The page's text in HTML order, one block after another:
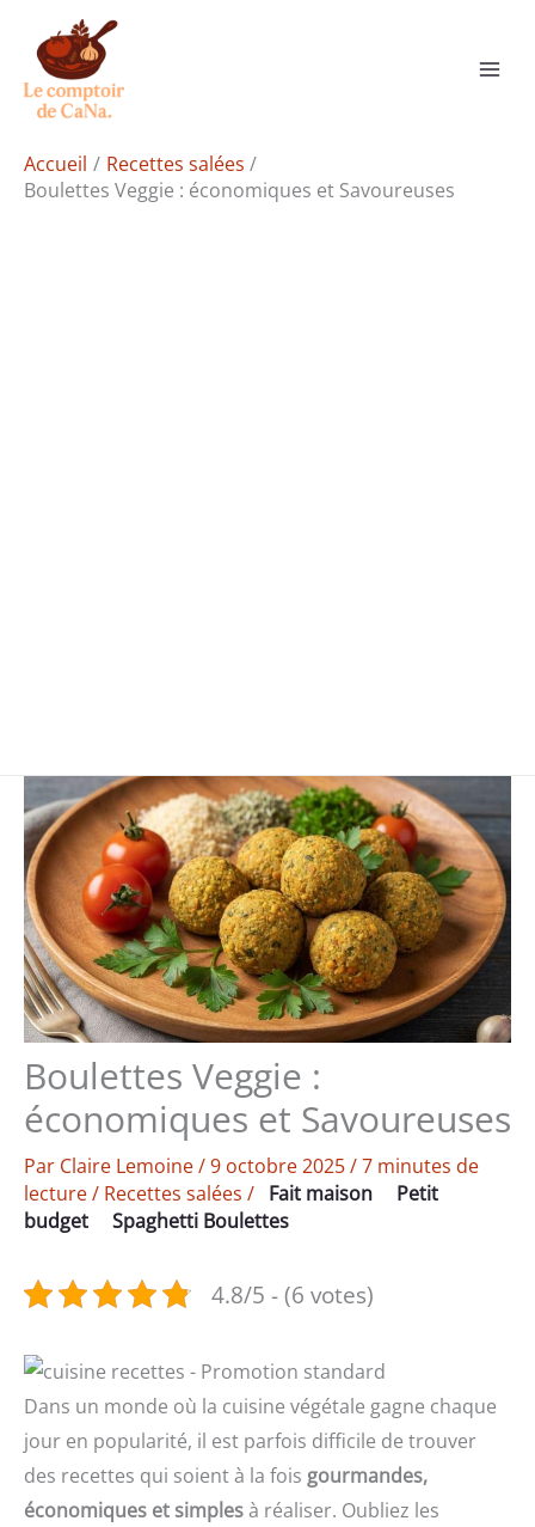
contenu
Accueil
Recettes salées
Boulettes Veggie : économiques et Savoureuses
Boulettes Veggie :
économiques et Savoureuses
Par Claire Lemoine/9 octobre 2025/7 minutes de
lecture/ Recettes salées / Fait maison
Petit
budget
Spaghetti Boulettes
4.8/5 - (6 votes)
Dans un monde où la cuisine végétale gagne chaque
jour en popularité, il est parfois difficile de trouver
des recettes qui soient à la fois gourmandes,
économiques et simplesà réaliser. Oubliez les
Rechercher